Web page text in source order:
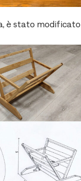
è stato modificato